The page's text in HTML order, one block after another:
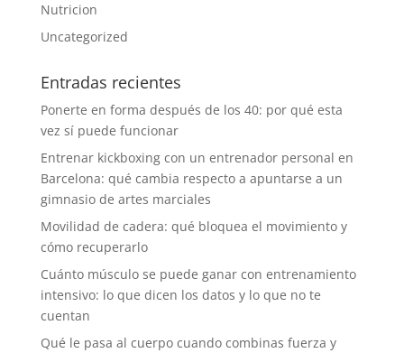
Nutricion
Uncategorized
Entradas recientes
Ponerte en forma después de los 40: por qué esta
vez sí puede funcionar
Entrenar kickboxing con un entrenador personal en
Barcelona: qué cambia respecto a apuntarse a un
gimnasio de artes marciales
Movilidad de cadera: qué bloquea el movimiento y
cómo recuperarlo
Cuánto músculo se puede ganar con entrenamiento
intensivo: lo que dicen los datos y lo que no te
cuentan
Qué le pasa al cuerpo cuando combinas fuerza y